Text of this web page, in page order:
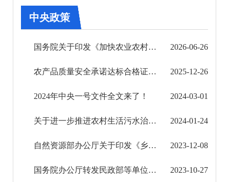
审批改革
住房保障信息公开
审计结果公告
公共资源交易信息公开
应急管理信息公开
环境保护信息公开
中央政策
国务院关于印发《加快农业农村现代化“十五五”规划》的通知 2026-06-26
农产品质量安全承诺达标合格证管理办法 2025-12-26
2024年中央一号文件全文来了！ 2024-03-01
关于进一步推进农村生活污水治理的指导意见 2024-01-24
自然资源部办公厅关于印发《乡村振兴用地政策指南（2023年）》的通知 2023-12-08
国务院办公厅转发民政部等单位《关于加强低收入人口动态监测做好分层分类社会救助工作的意见 ... 2023-10-27